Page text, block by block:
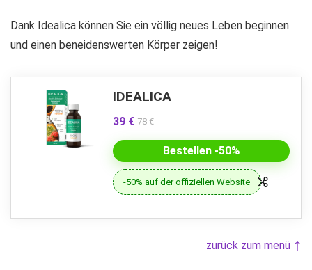
Dank Idealica können Sie ein völlig neues Leben beginnen
und einen beneidenswerten Körper zeigen!
IDEALICA
39 € 78 €
Bestellen -50%
-50% auf der offiziellen Website
zurück zum menü ↑